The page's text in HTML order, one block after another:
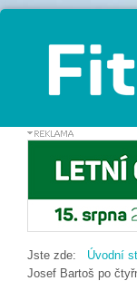
Jste zde: Úvodní
Josef Bartoš po